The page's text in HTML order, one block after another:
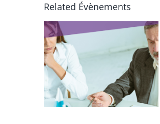
Related Évènements